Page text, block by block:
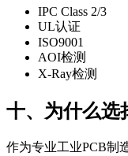
IPC Class 2/3
UL认证
ISO9001
AOI检测
X-Ray检测
十、为什么选
作为专业工业PCB制